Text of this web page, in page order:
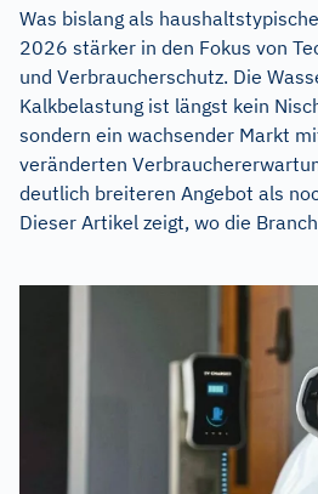
Was bislang als
2026 stärker in den Fokus von
und Verbraucherschutz. Die
Kalkbelastung ist längst kein
sondern ein wachsender Markt
veränderten
deutlich breiteren Angebot als
Dieser Artikel zeigt, wo die